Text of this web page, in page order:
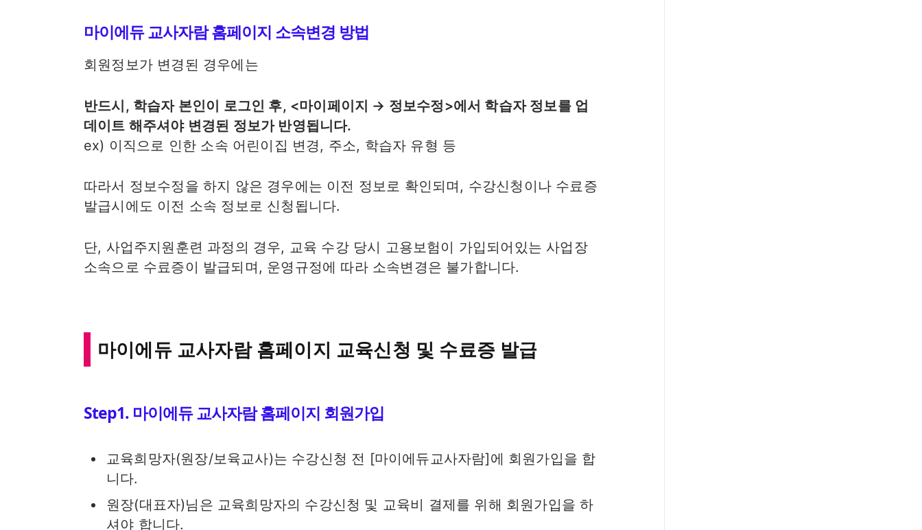
마이에듀 교사자람 홈페이지 소속변경 방법
회원정보가 변경된 경우에는
반드시, 학습자 본인이 로그인 후, <마이페이지 → 정보수정>에서 학습자 정보를 업
데이트 해주셔야 변경된 정보가 반영됩니다.
ex) 이직으로 인한 소속 어린이집 변경, 주소, 학습자 유형 등
따라서 정보수정을 하지 않은 경우에는 이전 정보로 확인되며, 수강신청이나 수료증
발급시에도 이전 소속 정보로 신청됩니다.
단, 사업주지원훈련 과정의 경우, 교육 수강 당시 고용보험이 가입되어있는 사업장
소속으로 수료증이 발급되며, 운영규정에 따라 소속변경은 불가합니다.
마이에듀 교사자람 홈페이지 교육신청 및 수료증 발급
Step1. 마이에듀 교사자람 홈페이지 회원가입
교육희망자(원장/보육교사)는 수강신청 전 [마이에듀교사자람]에 회원가입을 합
니다.
원장(대표자)님은 교육희망자의 수강신청 및 교육비 결제를 위해 회원가입을 하
셔야 합니다.